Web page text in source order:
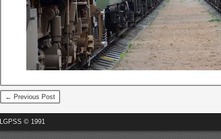
← Previous Post
LGPSS © 1991